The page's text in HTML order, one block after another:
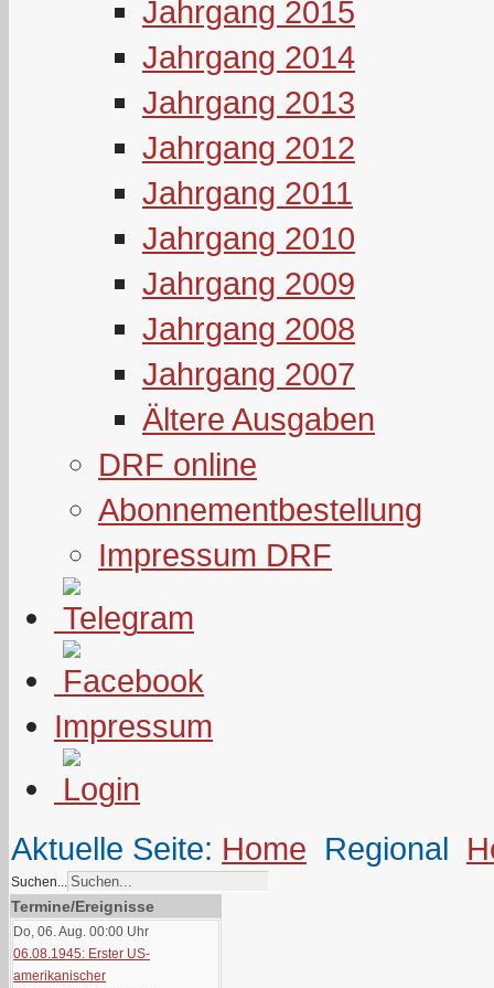
Jahrgang 2015
Jahrgang 2014
Jahrgang 2013
Jahrgang 2012
Jahrgang 2011
Jahrgang 2010
Jahrgang 2009
Jahrgang 2008
Jahrgang 2007
Ältere Ausgaben
DRF online
Abonnementbestellung
Impressum DRF
Impressum
Aktuelle Seite: Home Regional
Suchen...
Termine/Ereignisse
Do, 06. Aug. 00:00 Uhr
06.08.1945: Erster US-
amerikanischer